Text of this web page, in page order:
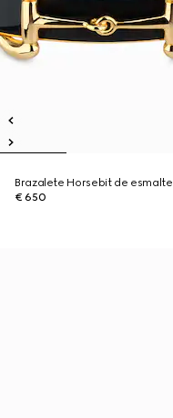
Brazalete Horsebit de esmalte
€ 650